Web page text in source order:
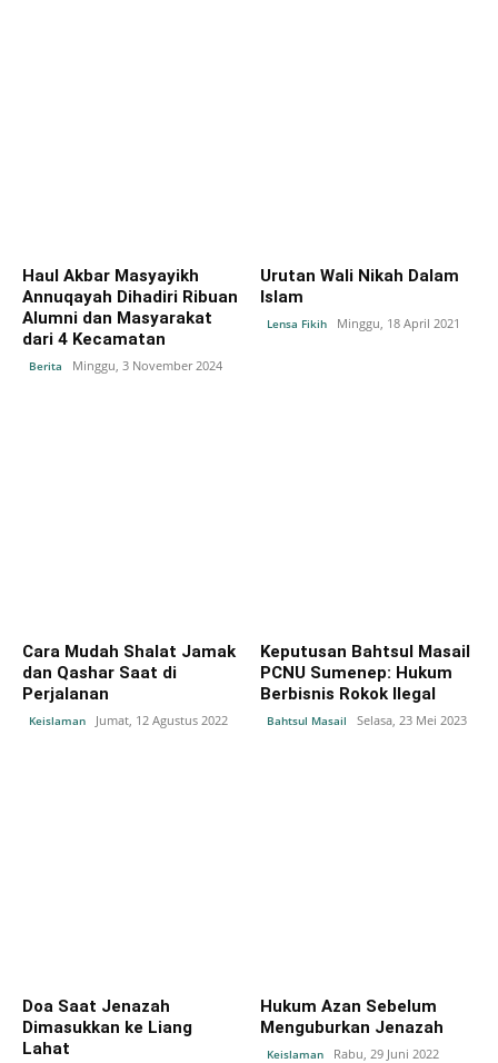
Haul Akbar Masyayikh
Annuqayah Dihadiri Ribuan
Alumni dan Masyarakat
dari 4 Kecamatan
Berita Minggu, 3 November 2024
Urutan Wali Nikah Dalam
Islam
Lensa Fikih Minggu, 18 April 2021
Cara Mudah Shalat Jamak
dan Qashar Saat di
Perjalanan
Keislaman Jumat, 12 Agustus 2022
Keputusan Bahtsul Masail
PCNU Sumenep: Hukum
Berbisnis Rokok Ilegal
Bahtsul Masail Selasa, 23 Mei 2023
Doa Saat Jenazah
Dimasukkan ke Liang
Lahat
Hukum Azan Sebelum
Menguburkan Jenazah
Keislaman Rabu, 29 Juni 2022